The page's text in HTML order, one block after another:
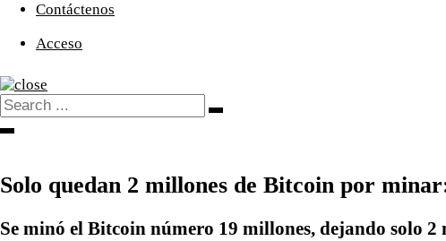
Contáctenos
Acceso
Search
for:
Search
Slide
Sidebar
Solo quedan 2 millones de Bitcoin por
Se minó el Bitcoin número 19 millones, dejando solo